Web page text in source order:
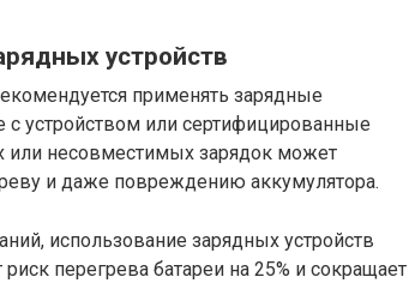
устройств
применять зарядные
с устройством или сертифицированные
несовместимых зарядок может
и даже повреждению аккумулятора.
использование зарядных устройств
перегрева батареи на 25% и сокращает